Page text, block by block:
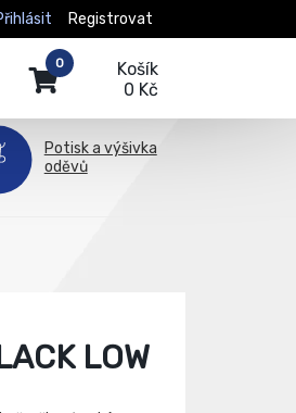
Registrovat
Košík
0 Kč
0
Potisk a výšivka
oděvů
LOW